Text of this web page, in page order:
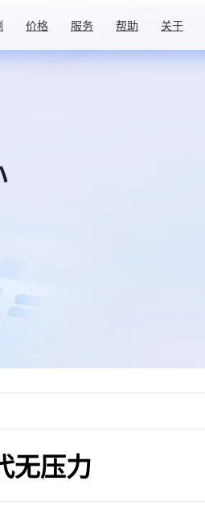
价格 服务 帮助 关于
无压力